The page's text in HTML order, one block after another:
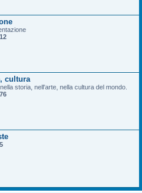
cultura
storia, nell'arte, nella cultura del mondo.